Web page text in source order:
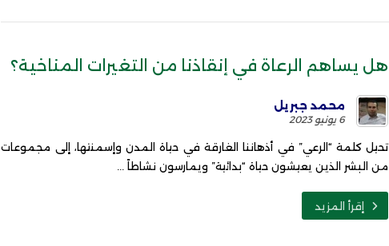
هل يساهم الرعاة في إنقاذنا من التغيرات المناخية؟
محمد جبريل
6 يونيو 2023
تحيل كلمة “الرعي” في أذهاننا الغارقة في حياة المدن وإسمنتها، إلى مجموعات
من البشر الذين يعيشون حياة “بدائية” ويمارسون نشاطاً ...
إقرأ المزيد